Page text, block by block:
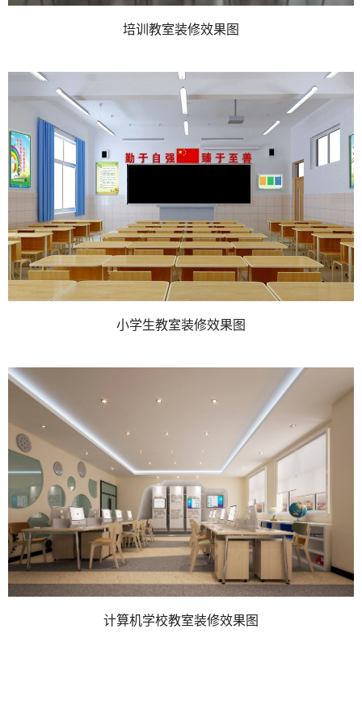
培训教室装修效果图
小学生教室装修效果图
计算机学校教室装修效果图